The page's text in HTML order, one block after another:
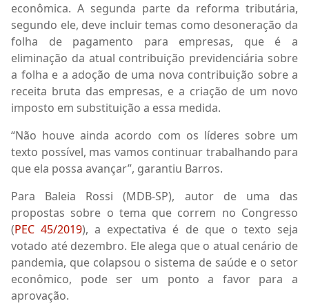
econômica. A segunda parte da reforma tributária,
segundo ele, deve incluir temas como desoneração da
folha de pagamento para empresas, que é a
eliminação da atual contribuição previdenciária sobre
a folha e a adoção de uma nova contribuição sobre a
receita bruta das empresas, e a criação de um novo
imposto em substituição a essa medida.
“Não houve ainda acordo com os líderes sobre um
texto possível, mas vamos continuar trabalhando para
que ela possa avançar”, garantiu Barros.
Para Baleia Rossi (MDB-SP), autor de uma das
propostas sobre o tema que correm no Congresso
(PEC 45/2019), a expectativa é de que o texto seja
votado até dezembro. Ele alega que o atual cenário de
pandemia, que colapsou o sistema de saúde e o setor
econômico, pode ser um ponto a favor para a
aprovação.